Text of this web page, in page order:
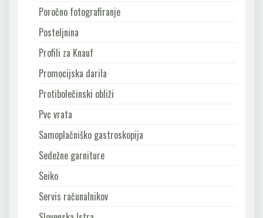
Poročno fotografiranje
Posteljnina
Profili za Knauf
Promocijska darila
Protibolečinski obliži
Pvc vrata
Samoplačniško gastroskopija
Sedežne garniture
Seiko
Servis računalnikov